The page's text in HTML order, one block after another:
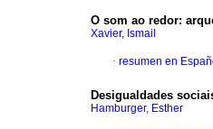
O som ao redor:
Xavier, Ismail
· resumen en
Desigualdades
Hamburger, Esther